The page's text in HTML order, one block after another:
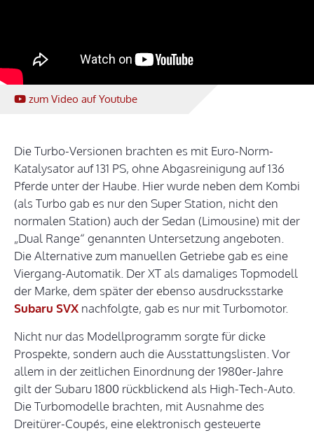
zum Video auf Youtube
Die Turbo-Versionen brachten es mit Euro-Norm-
Katalysator auf 131 PS, ohne Abgasreinigung auf 136
Pferde unter der Haube. Hier wurde neben dem Kombi
(als Turbo gab es nur den Super Station, nicht den
normalen Station) auch der Sedan (Limousine) mit der
„Dual Range“ genannten Untersetzung angeboten.
Die Alternative zum manuellen Getriebe gab es eine
Viergang-Automatik. Der XT als damaliges Topmodell
der Marke, dem später der ebenso ausdrucksstarke
Subaru SVX nachfolgte, gab es nur mit Turbomotor.
Nicht nur das Modellprogramm sorgte für dicke
Prospekte, sondern auch die Ausstattungslisten. Vor
allem in der zeitlichen Einordnung der 1980er-Jahre
gilt der Subaru 1800 rückblickend als High-Tech-Auto.
Die Turbomodelle brachten, mit Ausnahme des
Dreitürer-Coupés, eine elektronisch gesteuerte